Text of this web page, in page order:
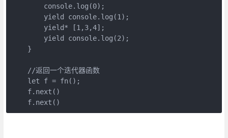
        console.log(0);
        yield console.log(1);
        yield* [1,3,4];
        yield console.log(2);
    }
    //返回一个迭代器函数
    let f = fn();
    f.next()
    f.next()